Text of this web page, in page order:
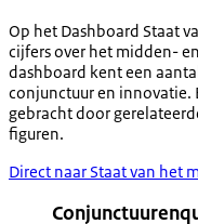
Op het Dashboard Staat
cijfers over het midden-
dashboard kent een
conjunctuur en innovatie.
gebracht door
figuren.
Direct naar Staat van het